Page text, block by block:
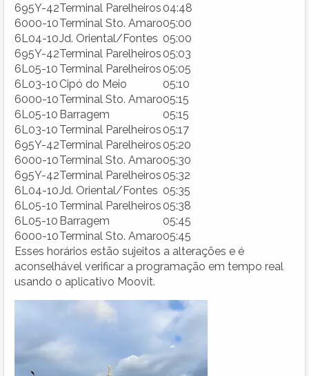
695Y-42Terminal Parelheiros 04:48
6000-10Terminal Sto. Amaro05:00
6L04-10Jd. Oriental/Fontes 05:00
695Y-42Terminal Parelheiros 05:03
6L05-10 Terminal Parelheiros 05:05
6L03-10 Cipó do Meio
05:10
6000-10Terminal Sto. Amaro05:15
6L05-10 Barragem
05:15
6L03-10 Terminal Parelheiros 05:17
695Y-42Terminal Parelheiros 05:20
6000-10Terminal Sto. Amaro05:30
695Y-42Terminal Parelheiros 05:32
6L04-10Jd. Oriental/Fontes 05:35
6L05-10 Terminal Parelheiros 05:38
6L05-10 Barragem
05:45
6000-10Terminal Sto. Amaro05:45
Esses horários estão sujeitos a alterações e é
aconselhável verificar a programação em tempo real
usando o aplicativo Moovit.